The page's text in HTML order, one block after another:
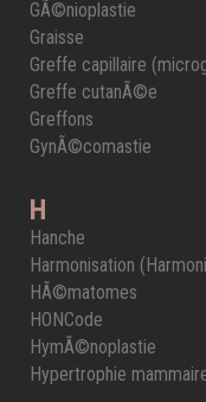
GÃ©nioplastie
Graisse
Greffe capillaire
Greffe cutanÃ©e
Greffons
GynÃ©comastie
H
Hanche
Harmonisation
HÃ©matomes
HONCode
HymÃ©noplastie
Hypertrophie